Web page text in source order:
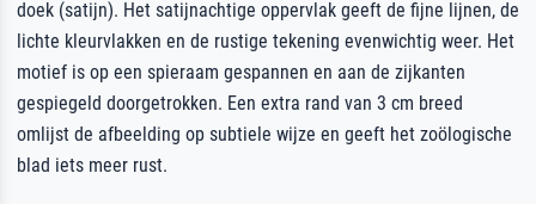
doek (satijn). Het satijnachtige oppervlak geeft de fijne lijnen, de
lichte kleurvlakken en de rustige tekening evenwichtig weer. Het
motief is op een spieraam gespannen en aan de zijkanten
gespiegeld doorgetrokken. Een extra rand van 3 cm breed
omlijst de afbeelding op subtiele wijze en geeft het zoölogische
blad iets meer rust.